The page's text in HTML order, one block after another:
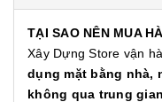
TẠI SAO NÊN MUA
Xây Dựng Store vận
dụng mặt bằng nhà,
không qua trung